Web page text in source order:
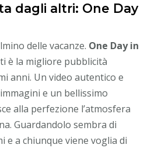
dagli altri: One Day
delle vacanze. One Day in
è la migliore pubblicità
anni. Un video autentico e
e un bellissimo
alla perfezione l’atmosfera
Guardandolo sembra di
a chiunque viene voglia di